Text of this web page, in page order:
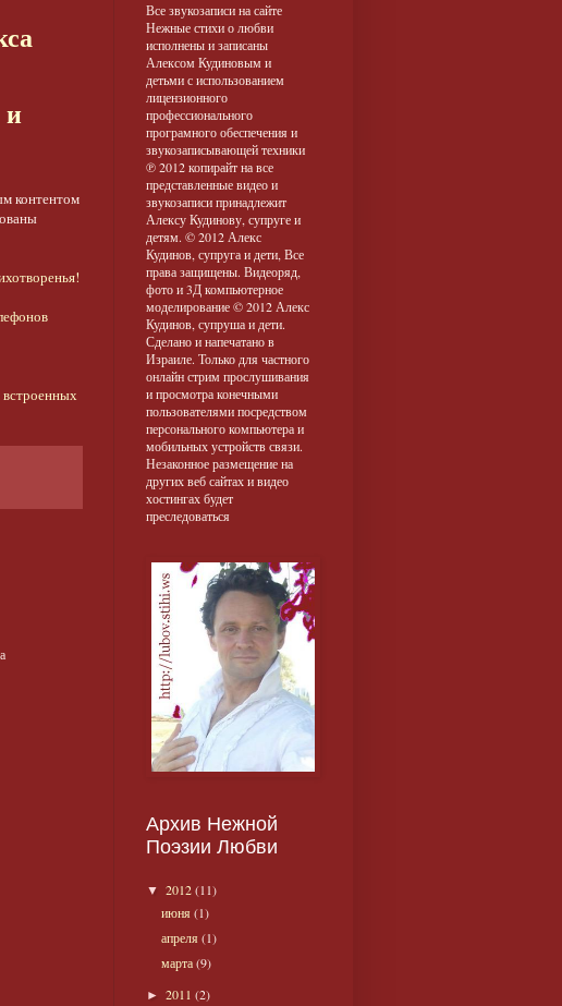
и
контентом
Все звукозаписи на сайте
Нежные стихи о любви
исполнены и записаны
Алексом Кудиновым и
детьми с использованием
лицензионного
профессионального
програмного обеспечения и
звукозаписывающей техники
℗ 2012 копирайт на все
представленные видео и
звукозаписи принадлежит
Алексу Кудинову, супруге и
детям. © 2012 Алекс
Кудинов, супруга и дети, Все
права защищены. Видеоряд,
фото и 3Д компьютерное
моделирование © 2012 Алекс
Кудинов, супруша и дети.
Сделано и напечатано в
Израиле. Только для частного
онлайн стрим прослушивания
и просмотра конечными
пользователями посредством
персонального компьютера и
мобильных устройств связи.
Незаконное размещение на
других веб сайтах и видео
хостингах будет
преследоваться
Архив Нежной
Поэзии Любви
▼ 2012(11)
июня(1)
апреля(1)
марта(9)
► 2011 (2)